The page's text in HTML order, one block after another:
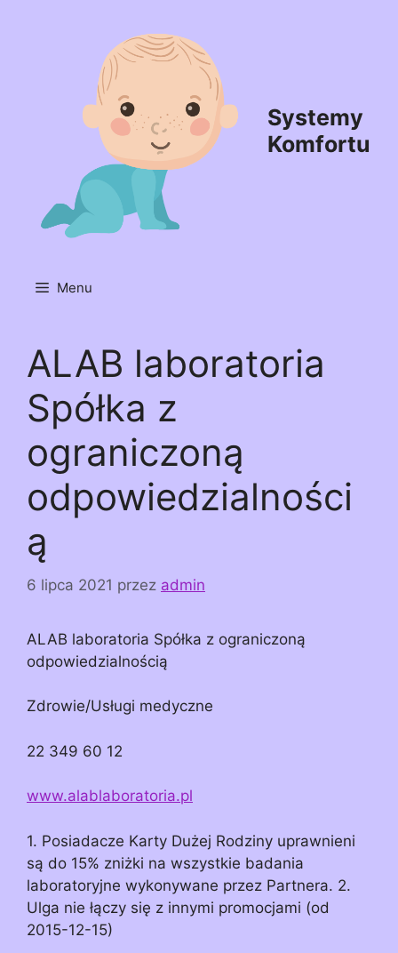
Systemy
Komfortu
Menu
ALAB laboratoria
Spółka z
ograniczoną
odpowiedzialności
ą
6 lipca 2021 przez admin
ALAB laboratoria Spółka z ograniczoną
odpowiedzialnością
Zdrowie/Usługi medyczne
22 349 60 12
www.alablaboratoria.pl
1. Posiadacze Karty Dużej Rodziny uprawnieni
są do 15% zniżki na wszystkie badania
laboratoryjne wykonywane przez Partnera. 2.
Ulga nie łączy się z innymi promocjami (od
2015-12-15)